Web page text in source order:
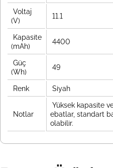
Voltaj
(V)
11.1
Kapasite
(mAh)
4400
Güç
(Wh)
49
Renk Siyah
Notlar
Yüksek kapasite
ebatlar, standart
olabilir.